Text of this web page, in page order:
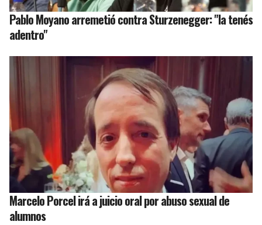
Pablo Moyano arremetió contra Sturzenegger: "la tenés
adentro"
Marcelo Porcel irá a juicio oral por abuso sexual de
alumnos